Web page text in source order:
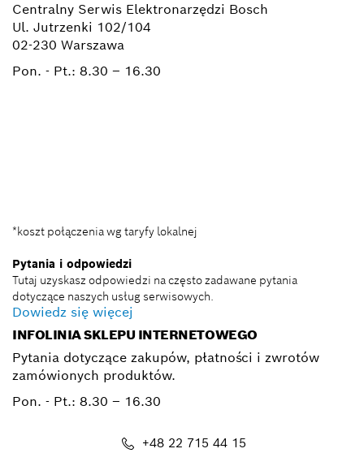
Centralny Serwis Elektronarzędzi Bosch
Ul. Jutrzenki 102/104
02-230 Warszawa
Pon. - Pt.: 8.30 – 16.30
*koszt połączenia wg taryfy lokalnej
Pytania i odpowiedzi
Tutaj uzyskasz odpowiedzi na często zadawane pytania
dotyczące naszych usług serwisowych.
Dowiedz się więcej
INFOLINIA SKLEPU INTERNETOWEGO
Pytania dotyczące zakupów, płatności i zwrotów
zamówionych produktów.
Pon. - Pt.: 8.30 – 16.30
+48 22 715 44 15